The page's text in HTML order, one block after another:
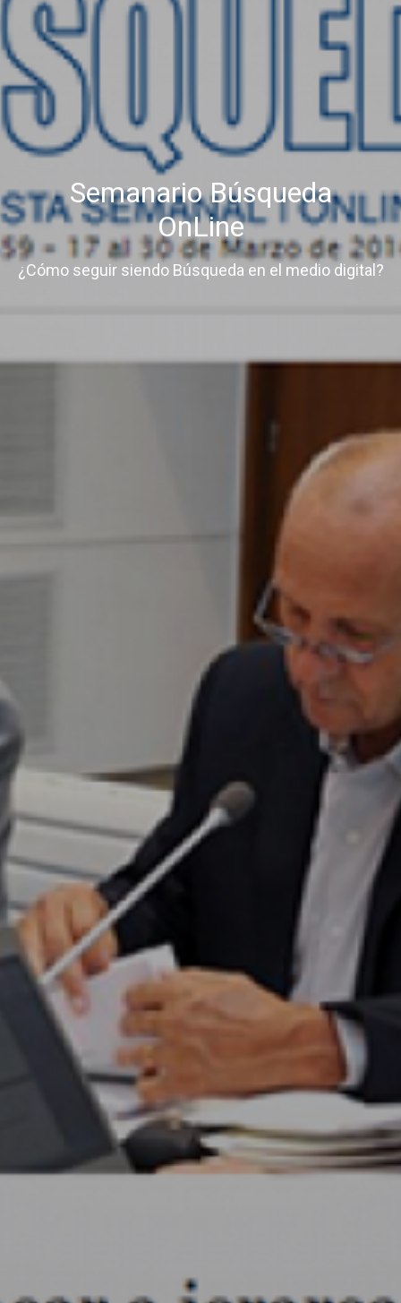
Semanario Búsqueda
OnLine
¿Cómo seguir siendo Búsqueda en el medio digital?